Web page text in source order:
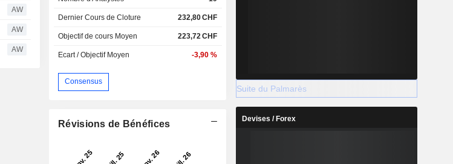
AW
AW
AW
Dernier Cours de Cloture 232,80CHF
Objectif de cours Moyen 223,72 CHF
Ecart / Objectif Moyen -3,90 %
Consensus
Révisions de Bénéfices
Suite du Palmarès
Devises / Forex